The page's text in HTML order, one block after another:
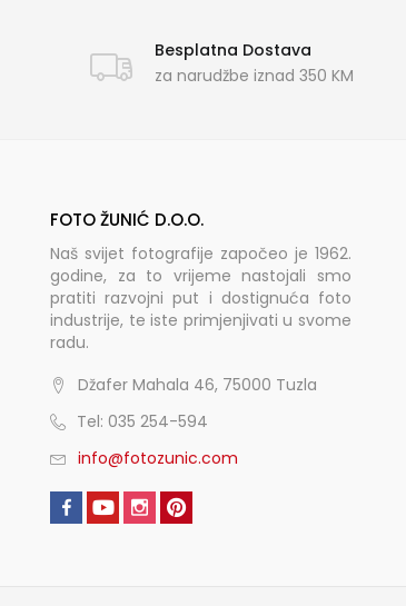
Besplatna Dostava
za narudžbe iznad 350 KM
FOTO ŽUNIĆ D.O.O.
Naš svijet fotografije započeo je 1962.
godine, za to vrijeme nastojali smo
pratiti razvojni put i dostignuća foto
industrije, te iste primjenjivati u svome
radu.
Džafer Mahala 46, 75000 Tuzla
Tel: 035 254-594
info@fotozunic.com